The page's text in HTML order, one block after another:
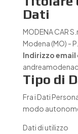
Dati
MODENA CAR
Modena (MO) -
Indirizzo
Tipo di
Fra i Dati
modo
Dati di utilizzo